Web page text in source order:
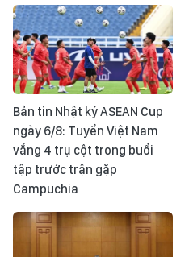
Bản tin Nhật ký ASEAN Cup
ngày 6/8: Tuyển Việt Nam
vắng 4 trụ cột trong buổi
tập trước trận gặp
Campuchia